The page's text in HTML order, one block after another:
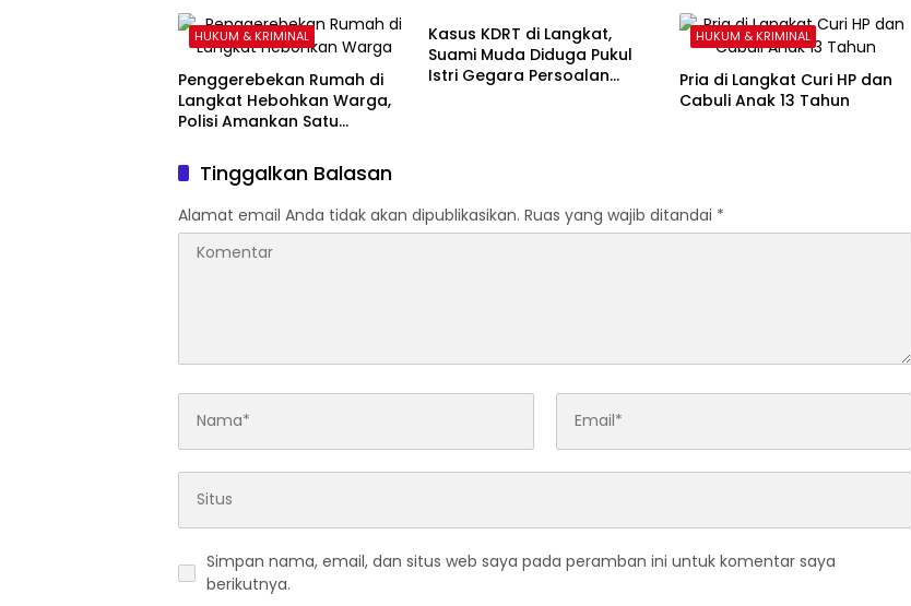
HUKUM & KRIMINAL
Penggerebekan Rumah di
Langkat Hebohkan Warga,
Polisi Amankan Satu
Kasus KDRT di Langkat,
Suami Muda Diduga Pukul
Istri Gegara Persoalan
HUKUM & KRIMINAL
Pria di Langkat Curi HP dan
Cabuli Anak 13 Tahun
Tinggalkan Balasan
Alamat email Anda tidak akan dipublikasikan. Ruas yang wajib ditandai *
Simpan nama, email, dan situs web saya pada peramban ini untuk komentar saya
berikutnya.